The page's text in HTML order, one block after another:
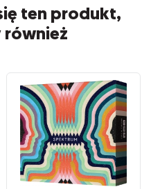
ten produkt,
również